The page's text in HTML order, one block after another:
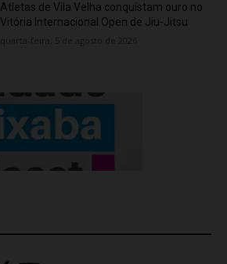
Atletas de Vila Velha conquistam ouro no
Vitória Internacional Open de Jiu-Jitsu